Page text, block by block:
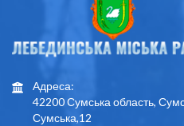
Адреса:
42200 Сумська область,
Сумська,12